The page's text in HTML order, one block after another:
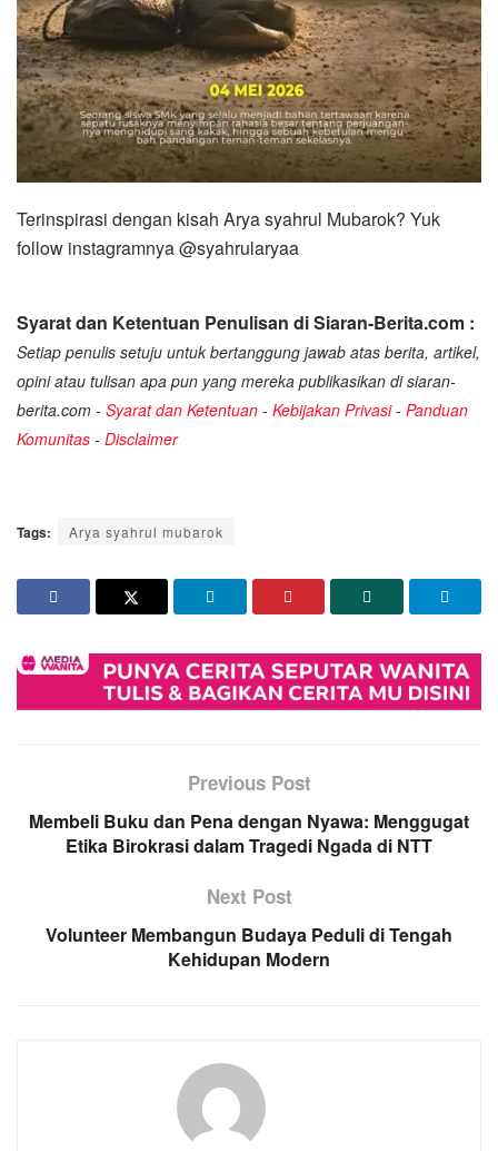
Terinspirasi dengan kisah Arya syahrul Mubarok? Yuk
follow instagramnya @syahrularyaa
Syarat dan Ketentuan Penulisan di Siaran-Berita.com :
Setiap penulis setuju untuk bertanggung jawab atas berita, artikel,
opini atau tulisan apa pun yang mereka publikasikan di siaran-
berita.com - Syarat dan Ketentuan - Kebijakan Privasi- Panduan
Komunitas - Disclaimer
Tags: Arya syahrul mubarok
Previous Post
Membeli Buku dan Pena dengan Nyawa: Menggugat
Etika Birokrasi dalam Tragedi Ngada di NTT
Next Post
Volunteer Membangun Budaya Peduli di Tengah
Kehidupan Modern